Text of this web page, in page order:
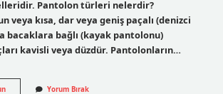
Pantolon türleri nelerdir?
veya kısa, dar veya geniş paçalı (denizci
bacaklara bağlı (kayak pantolonu)
kavisli veya düzdür. Pantolonların…
Bol
Yorum Bırak